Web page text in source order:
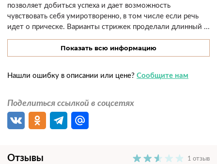
позволяет добиться успеха и дает возможность
чувствовать себя умиротворенно, в том числе если речь
идет о прическе. Варианты стрижек проделали длинный ...
Показать всю информацию
Нашли ошибку в описании или цене? Сообщите нам
Поделиться ссылкой в соцсетях
Отзывы 1 отзыв